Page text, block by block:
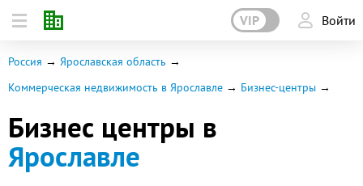
VIP Войти
Россия
Ярославская область
Коммерческая недвижимость в Ярославле
Бизнес-центры
Бизнес центры в
Ярославле